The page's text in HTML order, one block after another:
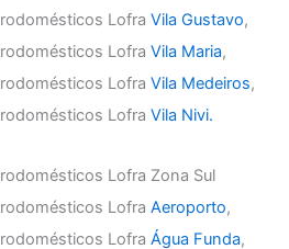
LofraVila Gustavo,
LofraVila Maria,
LofraVila Medeiros,
LofraVila Nivi.
Lofra Zona Sul
LofraAeroporto,
LofraÁgua Funda,